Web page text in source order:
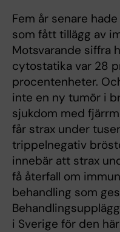
Fem år senare
som fått tillägg av
Motsvarande siffra
cytostatika var 28
procentenheter.
inte en ny tumör i
sjukdom med
får strax under
trippelnegativ
innebär att strax
få återfall om
behandling som
i Sverige för den